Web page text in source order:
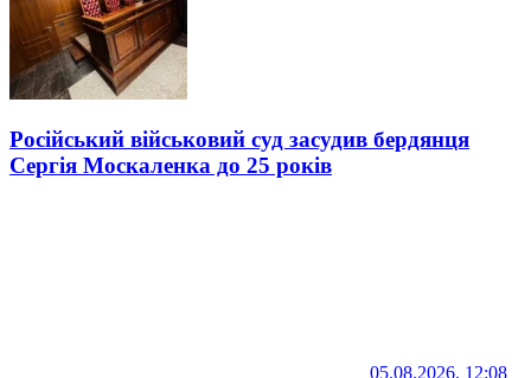
Російський військовий суд засудив бердянця
Сергія Москаленка до 25 років
05.08.2026, 12:08